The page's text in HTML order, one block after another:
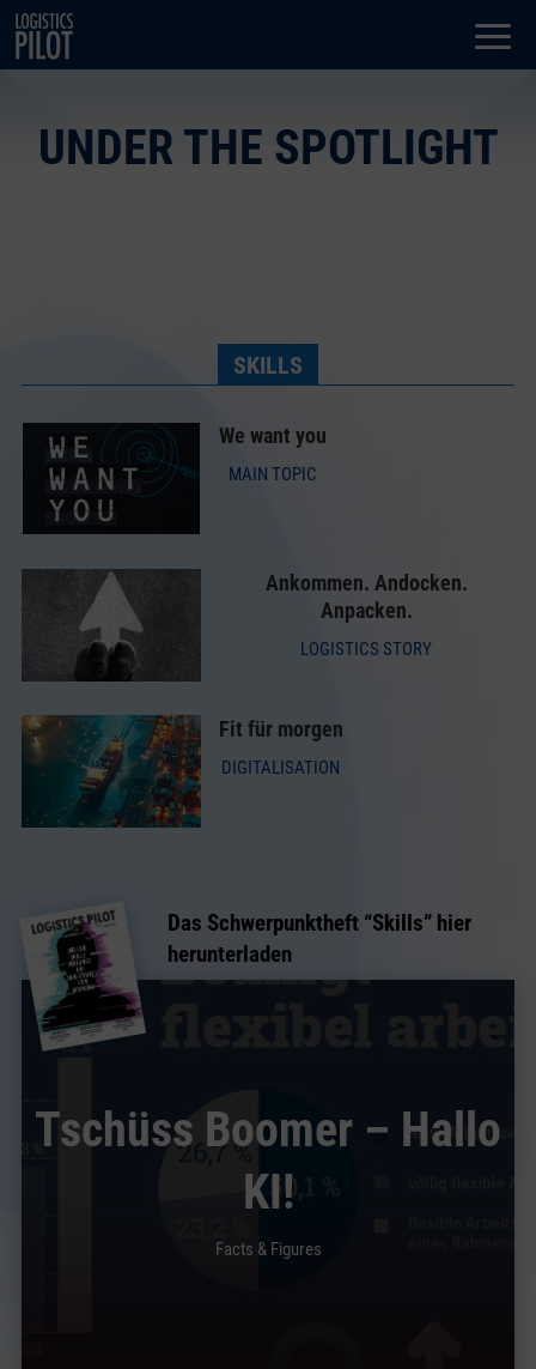
Dialog
window
UNDER THE SPOTLIGHT
SKILLS
We want you
MAIN TOPIC
Ankommen. Andocken.
Anpacken.
LOGISTICS STORY
Fit für morgen
DIGITALISATION
Das Schwerpunktheft “Skills” hier
herunterladen
Tschüss Boomer – Hallo
KI!
Facts & Figures